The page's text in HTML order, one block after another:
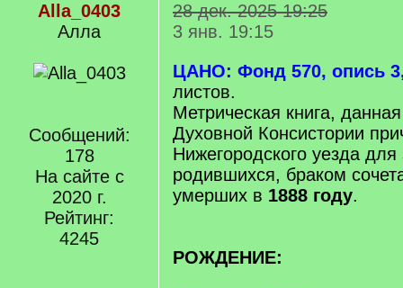
Alla_0403
Алла
Сообщений:
178
На сайте с
2020 г.
Рейтинг:
4245
28 дек. 2025 19:25
3 янв. 19:15
ЦАНО: Фонд 570, опись
листов.
Метрическая книга,
Духовной Консистории
Нижегородского уезда для
родившихся, браком
умерших в 1888 году.
РОЖДЕНИЕ: